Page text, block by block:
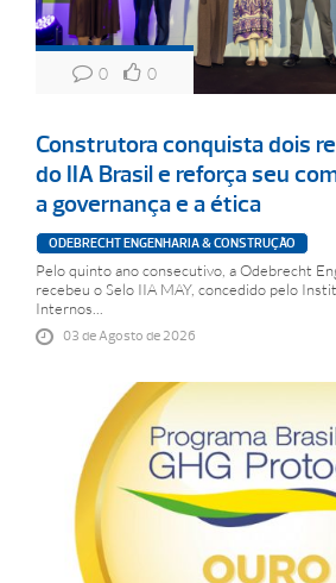
0 0
Construtora conquista dois
do IIA Brasil e reforça seu
a governança e a ética
ODEBRECHT ENGENHARIA & CONSTRUÇÃO
Pelo quinto ano consecutivo, a Odebrecht
recebeu o Selo IIA MAY, concedido pelo
Internos...
03 de Agosto de 2026